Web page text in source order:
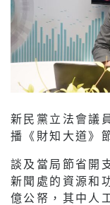
新民黨立法會議
播《財知大道》
談及當局節省開
新聞處的資源和
億公帑，其中人